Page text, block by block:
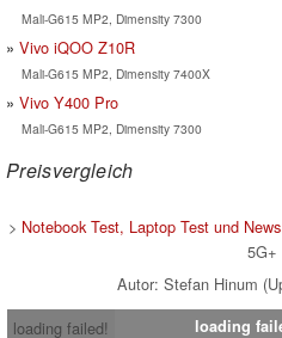
Mali-G615 MP2, Dimensity 7300
Vivo iQOO Z10R
Mali-G615 MP2, Dimensity 7400X
Vivo Y400 Pro
Mali-G615 MP2, Dimensity 7300
Preisvergleich
> Notebook Test, Laptop Test und News
5G+
Autor: Stefan Hinum
loading failed!
loading